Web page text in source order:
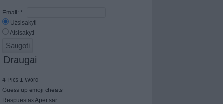
Email: *
Užsisakyti
Atsisakyti
Draugai
4 Pics 1 Word
Guess up emoji cheats
Respuestas Apensar